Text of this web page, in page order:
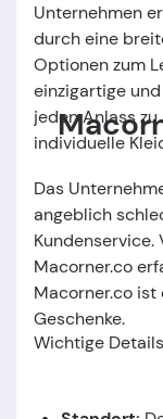
Unternehmen
durch eine
Optionen zum
einzigartige
jeden Anlass
individuelle
Das
angeblich
Kundenservice.
Macorner.co
Macorner.co
Geschenke.
Wichtige